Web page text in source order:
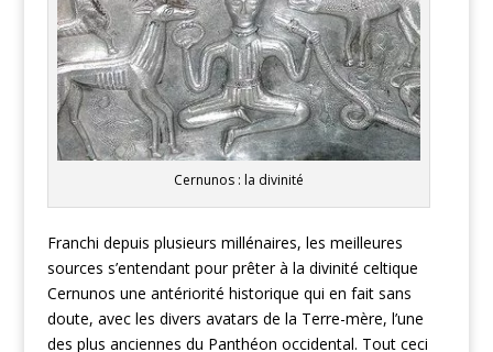
Cernunos : la divinité
Franchi depuis plusieurs millénaires, les meilleures
sources s’entendant pour prêter à la divinité celtique
Cernunos une antériorité historique qui en fait sans
doute, avec les divers avatars de la Terre-mère, l’une
des plus anciennes du Panthéon occidental. Tout ceci